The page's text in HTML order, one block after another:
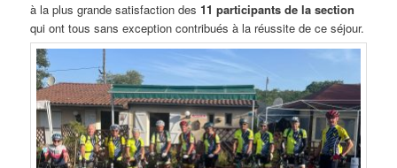
à la plus grande satisfaction des11 participants de la section
qui ont tous sans exception contribués à la réussite de ce séjour.